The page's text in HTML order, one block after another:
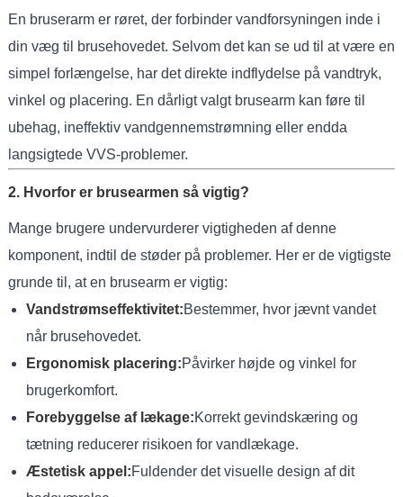
En bruserarm er røret, der forbinder vandforsyningen inde i
din væg til brusehovedet. Selvom det kan se ud til at være en
simpel forlængelse, har det direkte indflydelse på vandtryk,
vinkel og placering. En dårligt valgt brusearm kan føre til
ubehag, ineffektiv vandgennemstrømning eller endda
langsigtede VVS-problemer.
2. Hvorfor er brusearmen så vigtig?
Mange brugere undervurderer vigtigheden af ​​denne
komponent, indtil de støder på problemer. Her er de vigtigste
grunde til, at en brusearm er vigtig:
Vandstrømseffektivitet:Bestemmer, hvor jævnt vandet
når brusehovedet.
Ergonomisk placering:Påvirker højde og vinkel for
brugerkomfort.
Forebyggelse af lækage:Korrekt gevindskæring og
tætning reducerer risikoen for vandlækage.
Æstetisk appel:Fuldender det visuelle design af dit